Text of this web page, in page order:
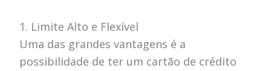
1. Limite Alto e Flexível
Uma das grandes vantagens é a
possibilidade de ter um cartão de crédito